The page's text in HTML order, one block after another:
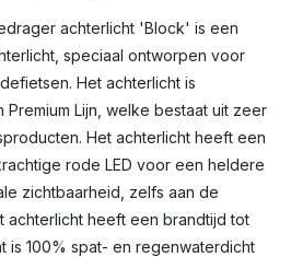
achterlicht 'Block' is een
speciaal ontworpen voor
Het achterlicht is
Lijn, welke bestaat uit zeer
Het achterlicht heeft een
rode LED voor een heldere
zichtbaarheid, zelfs aan de
achterlicht heeft een brandtijd tot
is 100% spat- en regenwaterdicht